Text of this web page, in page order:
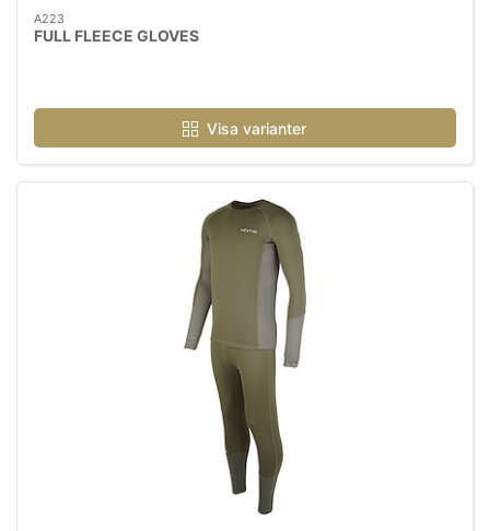
A223
FULL FLEECE GLOVES
Visa varianter